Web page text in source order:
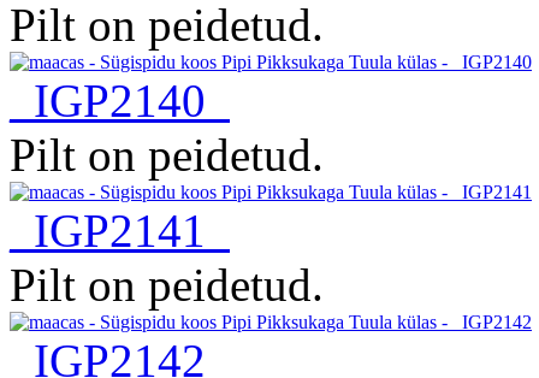
Pilt on peidetud.
_IGP2140
Pilt on peidetud.
_IGP2141
Pilt on peidetud.
_IGP2142